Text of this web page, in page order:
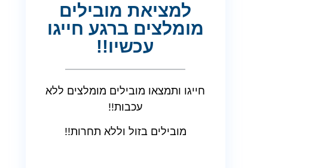
למציאת מובילים
מומלצים ברגע חייגו
עכשיו!!
חייגו ותמצאו מובילים מומלצים ללא
עכבות!!
מובילים בזול וללא תחרות!!